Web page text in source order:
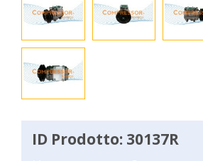
ID Prodotto: 30137R